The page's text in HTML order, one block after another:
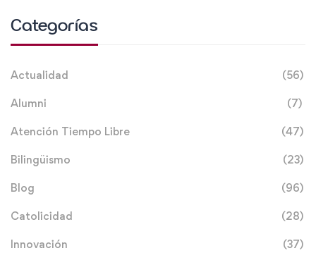
Categorías
Actualidad (56)
Alumni (7)
Atención Tiempo Libre (47)
Bilingüismo (23)
Blog (96)
Catolicidad (28)
Innovación (37)